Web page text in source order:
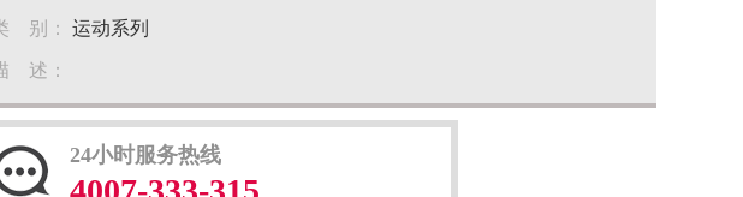
别： 运动系列
述：
24小时服务热线